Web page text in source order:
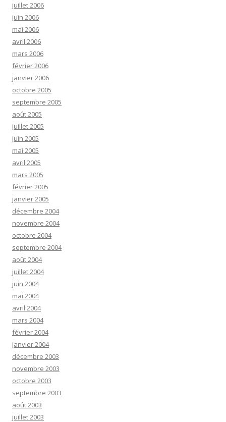
juillet 2006
juin 2006
mai 2006
avril 2006
mars 2006
février 2006
janvier 2006
octobre 2005
septembre 2005
août 2005
juillet 2005
juin 2005
mai 2005
avril 2005
mars 2005
février 2005
janvier 2005
décembre 2004
novembre 2004
octobre 2004
septembre 2004
août 2004
juillet 2004
juin 2004
mai 2004
avril 2004
mars 2004
février 2004
janvier 2004
décembre 2003
novembre 2003
octobre 2003
septembre 2003
août 2003
juillet 2003